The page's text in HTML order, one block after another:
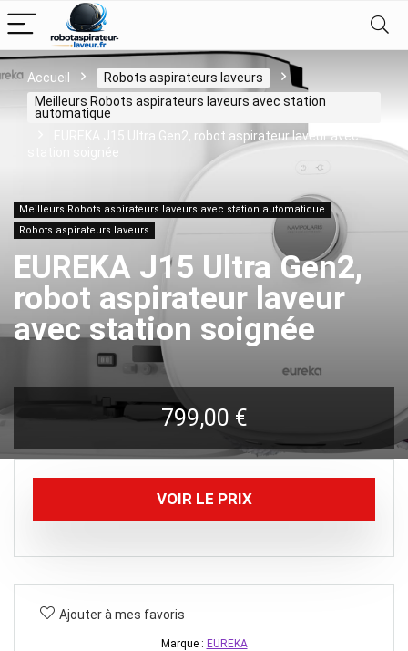
Accueil
Robots aspirateurs laveurs
Meilleurs Robots aspirateurs laveurs avec station
automatique
EUREKA J15 Ultra Gen2, robot aspirateur laveur avec
Meilleurs Robots aspirateurs laveurs avec station automatique
Robots aspirateurs laveurs
EUREKA J15 Ultra Gen2,
robot aspirateur laveur
avec station soignée
799,00 €
VOIR LE PRIX
Ajouter à mes favoris
Marque : EUREKA